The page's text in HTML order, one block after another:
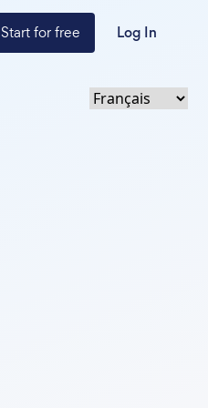
Start for free Log In